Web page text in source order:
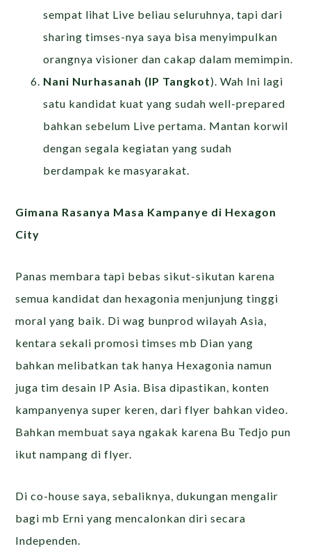
sempat lihat Live beliau seluruhnya, tapi dari
sharing timses-nya saya bisa menyimpulkan
orangnya visioner dan cakap dalam memimpin.
Nani Nurhasanah (IP Tangkot). Wah Ini lagi
satu kandidat kuat yang sudah well-prepared
bahkan sebelum Live pertama. Mantan korwil
dengan segala kegiatan yang sudah
berdampak ke masyarakat.
Gimana Rasanya Masa Kampanye di Hexagon
City
Panas membara tapi bebas sikut-sikutan karena
semua kandidat dan hexagonia menjunjung tinggi
moral yang baik. Di wag bunprod wilayah Asia,
kentara sekali promosi timses mb Dian yang
bahkan melibatkan tak hanya Hexagonia namun
juga tim desain IP Asia. Bisa dipastikan, konten
kampanyenya super keren, dari flyer bahkan video.
Bahkan membuat saya ngakak karena Bu Tedjo pun
ikut nampang di flyer.
Di co-house saya, sebaliknya, dukungan mengalir
bagi mb Erni yang mencalonkan diri secara
Independen.